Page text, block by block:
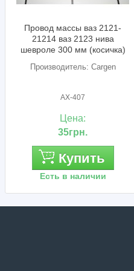
Корпус планетарки
стартера (пластик)
2123-2110 Самара
Производитель:
2101-3708000
170грн.
Купить
Есть в наличии